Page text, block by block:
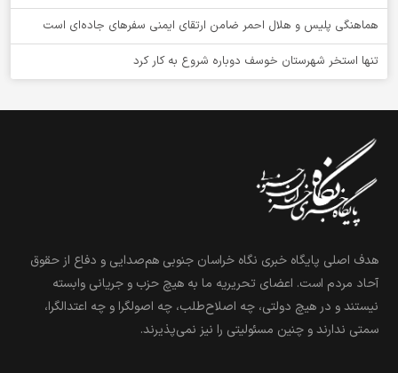
هماهنگی پلیس و هلال احمر ضامن ارتقای ایمنی سفرهای جاده‌ای است
تنها استخر شهرستان خوسف دوباره شروع به کار کرد
هدف اصلی پایگاه خبری نگاه خراسان جنوبی هم‌صدایی و دفاع از حقوق
آحاد مردم است. اعضای تحریریه ما به هیچ حزب و جریانی وابسته
نیستند و در هیچ دولتی، چه اصلاح‌طلب، چه اصولگرا و چه اعتدالگرا،
سمتی ندارند و چنین مسئولیتی را نیز نمی‌پذیرند.